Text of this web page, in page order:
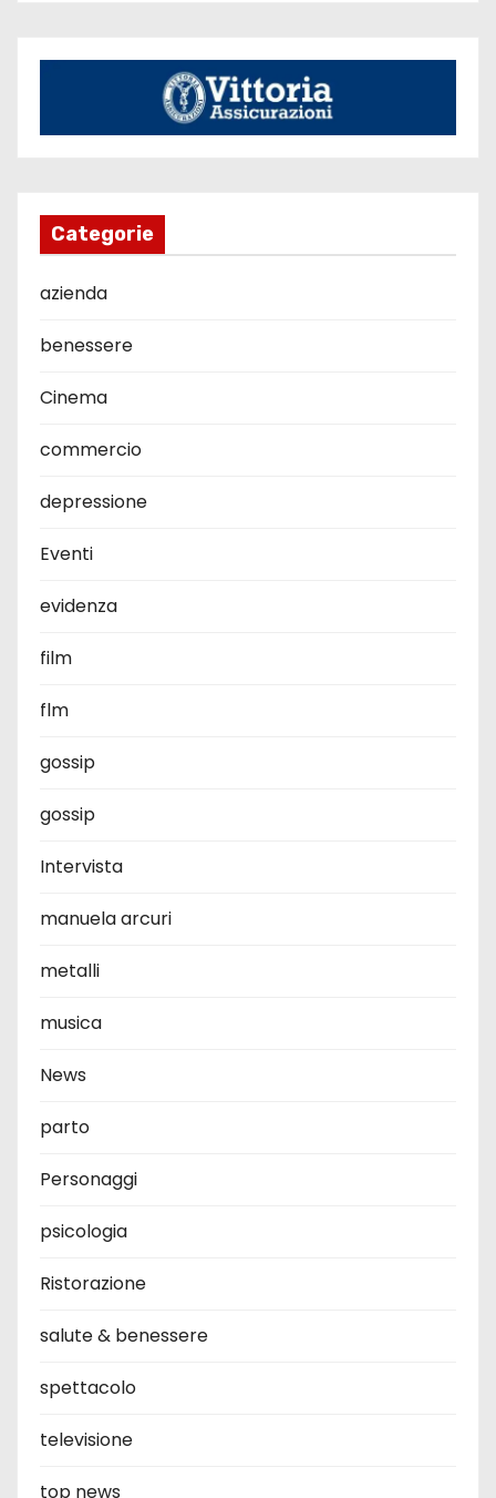
Categorie
azienda
benessere
Cinema
commercio
depressione
Eventi
evidenza
film
flm
gossip
gossip
Intervista
manuela arcuri
metalli
musica
News
parto
Personaggi
psicologia
Ristorazione
salute & benessere
spettacolo
televisione
top news